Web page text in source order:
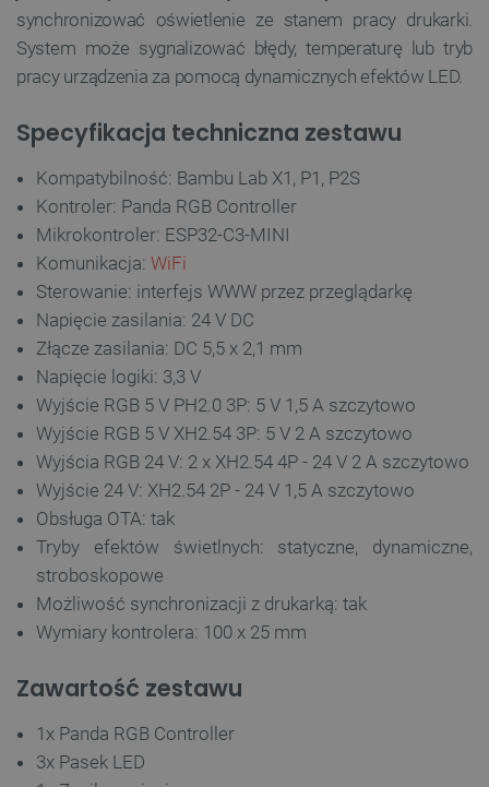
synchronizować oświetlenie ze stanem pracy drukarki.
System może sygnalizować błędy, temperaturę lub tryb
pracy urządzenia za pomocą dynamicznych efektów LED.
Specyfikacja techniczna zestawu
Kompatybilność: Bambu Lab X1, P1, P2S
Kontroler: Panda RGB Controller
Mikrokontroler: ESP32-C3-MINI
Komunikacja: WiFi
Sterowanie: interfejs WWW przez przeglądarkę
Napięcie zasilania: 24 V DC
Złącze zasilania: DC 5,5 x 2,1 mm
Napięcie logiki: 3,3 V
Wyjście RGB 5 V PH2.0 3P: 5 V 1,5 A szczytowo
Wyjście RGB 5 V XH2.54 3P: 5 V 2 A szczytowo
Wyjścia RGB 24 V: 2 x XH2.54 4P - 24 V 2 A szczytowo
Wyjście 24 V: XH2.54 2P - 24 V 1,5 A szczytowo
Obsługa OTA: tak
Tryby efektów świetlnych: statyczne, dynamiczne,
stroboskopowe
Możliwość synchronizacji z drukarką: tak
Wymiary kontrolera: 100 x 25 mm
Zawartość zestawu
1x Panda RGB Controller
3x Pasek LED